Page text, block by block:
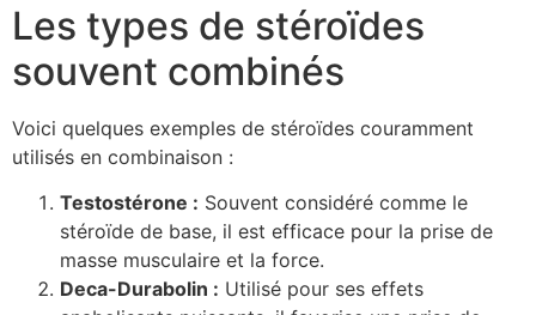
Les types de stéroïdes
souvent combinés
Voici quelques exemples de stéroïdes couramment
utilisés en combinaison :
Testostérone : Souvent considéré comme le
stéroïde de base, il est efficace pour la prise de
masse musculaire et la force.
Deca-Durabolin : Utilisé pour ses effets